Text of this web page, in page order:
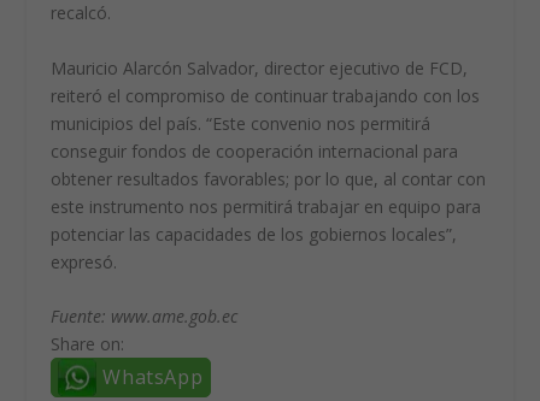
recalcó.
Mauricio Alarcón Salvador, director ejecutivo de FCD,
reiteró el compromiso de continuar trabajando con los
municipios del país. “Este convenio nos permitirá
conseguir fondos de cooperación internacional para
obtener resultados favorables; por lo que, al contar con
este instrumento nos permitirá trabajar en equipo para
potenciar las capacidades de los gobiernos locales”,
expresó.
Fuente: www.ame.gob.ec
Share on:
WhatsApp